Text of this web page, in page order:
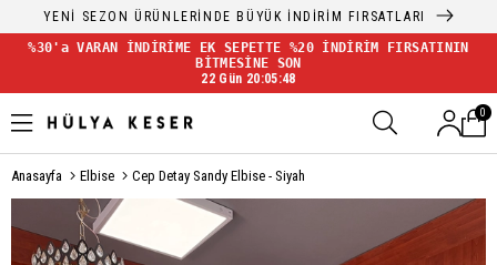
YENİ SEZON ÜRÜNLERİNDE BÜYÜK İNDİRİM FIRSATLARI
%30'a VARAN İNDİRİME EK SEPETTE %20 İNDİRİM FIRSATININ
BİTMESİNE SON
22 Gün 20:05:48
0
Anasayfa Elbise Cep Detay Sandy Elbise - Siyah